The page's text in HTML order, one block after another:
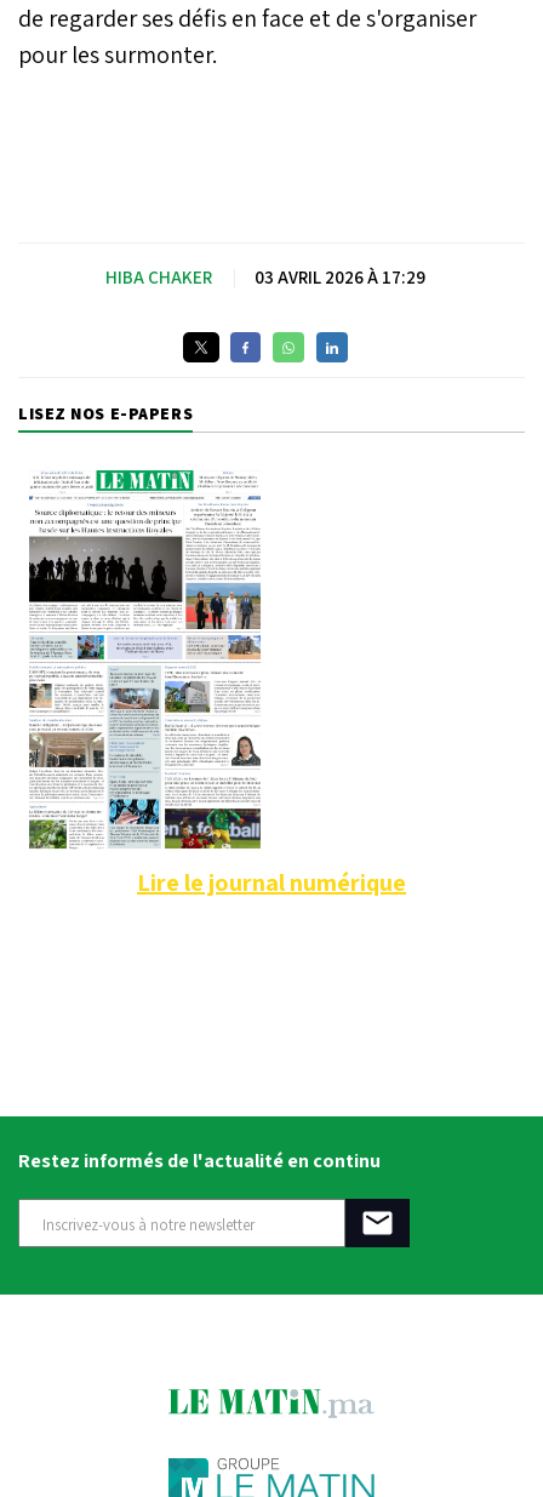
de regarder ses défis en face et de s'organiser
pour les surmonter.
HIBA CHAKER 03 AVRIL 2026 À 17:29
LISEZ NOS E-PAPERS
Lire le journal numérique
Restez informés de l'actualité en continu